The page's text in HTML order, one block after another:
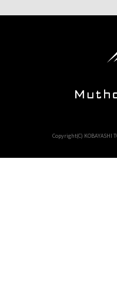
Copyright(C) KOBAYASHI